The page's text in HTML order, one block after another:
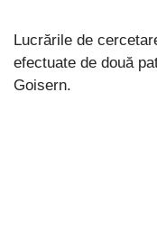
Lucrările de
efectuate de două
Goisern.